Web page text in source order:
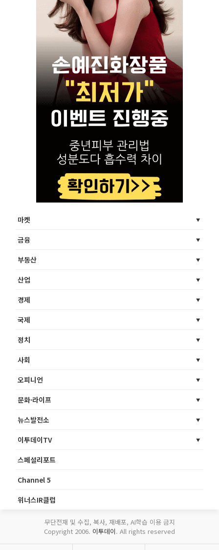
마켓
금융
부동산
산업
경제
국제
정치
사회
오피니언
문화·라이프
뉴스발전소
이투데이TV
스페셜리포트
Channel 5
위너스IR클럽
무단전재 및 수집, 복사, 재배포, AI학습 이용 금지
Copyright 2006. 이투데이. All rights reserved